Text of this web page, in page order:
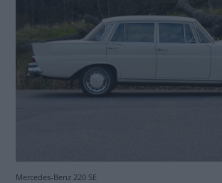
Mercedes-Benz 220 SE